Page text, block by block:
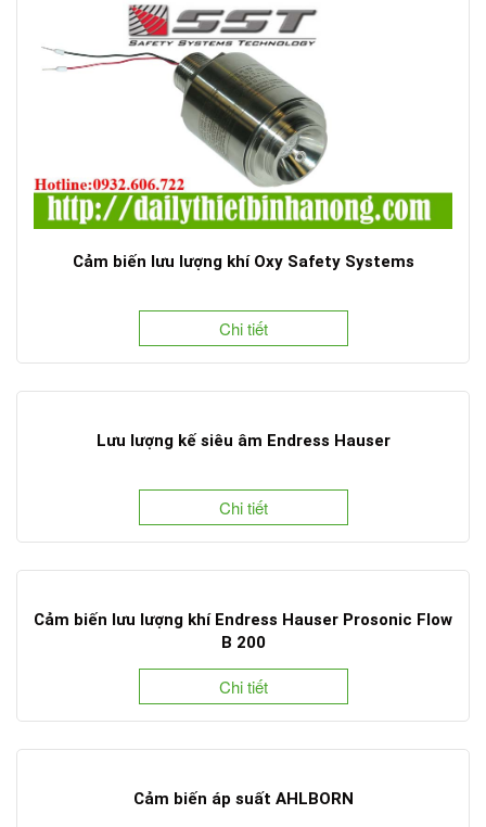
Cảm biến lưu lượng khí Oxy Safety Systems
Chi tiết
Lưu lượng kế siêu âm Endress Hauser
Chi tiết
Cảm biến lưu lượng khí Endress Hauser Prosonic Flow
B 200
Chi tiết
Cảm biến áp suất AHLBORN